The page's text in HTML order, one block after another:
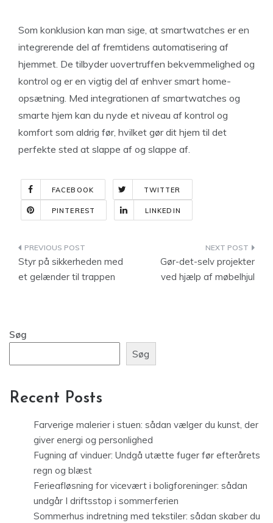
Som konklusion kan man sige, at smartwatches er en
integrerende del af fremtidens automatisering af
hjemmet. De tilbyder uovertruffen bekvemmelighed og
kontrol og er en vigtig del af enhver smart home-
opsætning. Med integrationen af smartwatches og
smarte hjem kan du nyde et niveau af kontrol og
komfort som aldrig før, hvilket gør dit hjem til det
perfekte sted at slappe af og slappe af.
FACEBOOK TWITTER
PINTEREST LINKEDIN
Indlægsnavigation
Styr på sikkerheden med
et gelænder til trappen
Gør-det-selv projekter
ved hjælp af møbelhjul
Søg
Søg
Recent Posts
Farverige malerier i stuen: sådan vælger du kunst, der
giver energi og personlighed
Fugning af vinduer: Undgå utætte fuger før efterårets
regn og blæst
Ferieafløsning for vicevært i boligforeninger: sådan
undgår I driftsstop i sommerferien
Sommerhus indretning med tekstiler: sådan skaber du